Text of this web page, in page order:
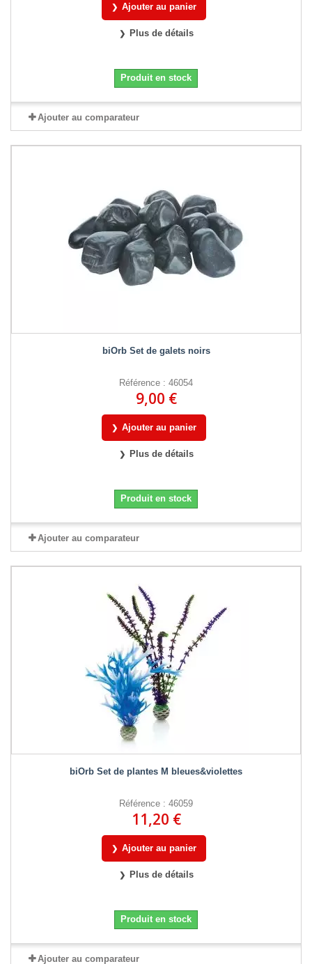
Ajouter au panier
Plus de détails
Produit en stock
Ajouter au comparateur
biOrb Set de galets noirs
Référence : 46054
9,00 €
Ajouter au panier
Plus de détails
Produit en stock
Ajouter au comparateur
biOrb Set de plantes M bleues&violettes
Référence : 46059
11,20 €
Ajouter au panier
Plus de détails
Produit en stock
Ajouter au comparateur